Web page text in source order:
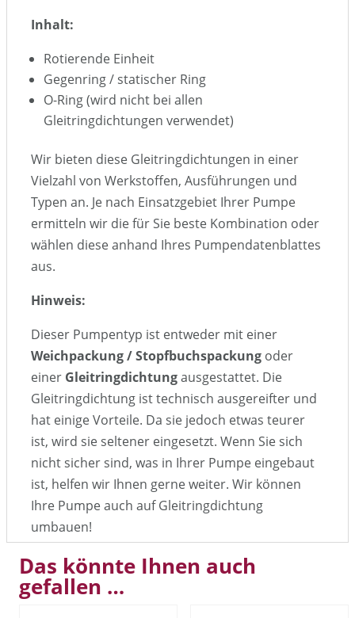
Inhalt:
Rotierende Einheit
Gegenring / statischer Ring
O-Ring (wird nicht bei allen
Gleitringdichtungen verwendet)
Wir bieten diese Gleitringdichtungen in einer
Vielzahl von Werkstoffen, Ausführungen und
Typen an. Je nach Einsatzgebiet Ihrer Pumpe
ermitteln wir die für Sie beste Kombination oder
wählen diese anhand Ihres Pumpendatenblattes
aus.
Hinweis:
Dieser Pumpentyp ist entweder mit einer
Weichpackung / Stopfbuchspackung oder
einer Gleitringdichtungausgestattet. Die
Gleitringdichtung ist technisch ausgereifter und
hat einige Vorteile. Da sie jedoch etwas teurer
ist, wird sie seltener eingesetzt. Wenn Sie sich
nicht sicher sind, was in Ihrer Pumpe eingebaut
ist, helfen wir Ihnen gerne weiter. Wir können
Ihre Pumpe auch auf Gleitringdichtung
umbauen!
Das könnte Ihnen auch
gefallen …